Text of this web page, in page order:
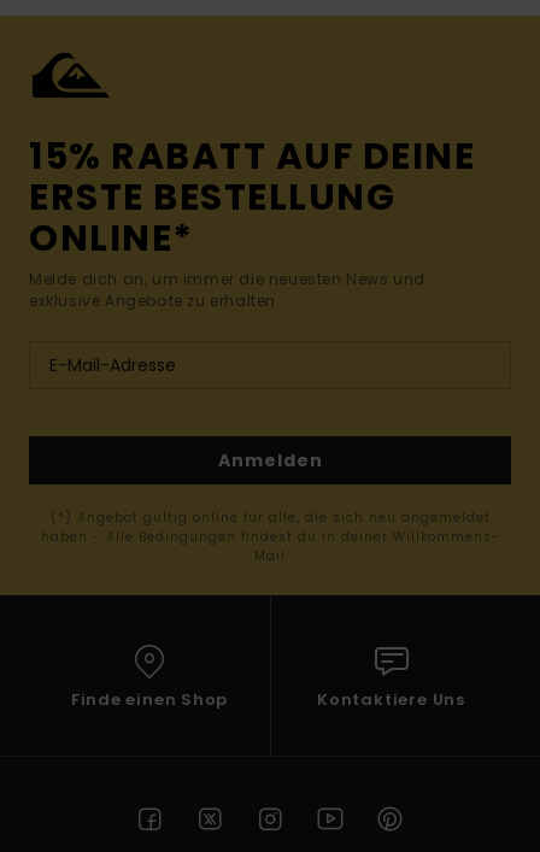
15% RABATT AUF DEINE
ERSTE BESTELLUNG
ONLINE*
Melde dich an, um immer die neuesten News und
exklusive Angebote zu erhalten.
Anmelden
(*) Angebot gültig online für alle, die sich neu angemeldet
haben - Alle Bedingungen findest du in deiner Willkommens-
Mail
Finde einen Shop Kontaktiere Uns